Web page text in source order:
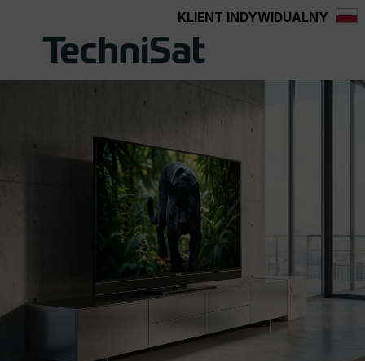
Przejdź do głównej zawartościKLIENT INDYWIDUALNY